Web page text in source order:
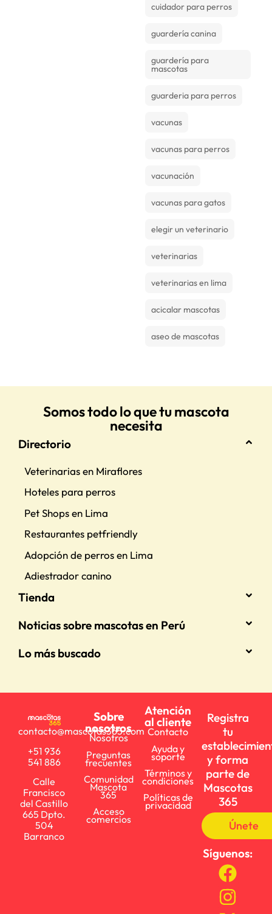
cuidador para perros
guardería canina
guardería para
mascotas
guarderia para perros
vacunas
vacunas para perros
vacunación
vacunas para gatos
elegir un veterinario
veterinarias
veterinarias en lima
acicalar mascotas
aseo de mascotas
Somos todo lo que tu mascota
necesita
Directorio
Veterinarias en Miraflores
Hoteles para perros
Pet Shops en Lima
Restaurantes petfriendly
Adopción de perros en Lima
Adiestrador canino
Tienda
Noticias sobre mascotas en Perú
Lo más buscado
contacto@mascotas365.com
+51 936
541 886
Calle
Francisco
del Castillo
665 Dpto.
504
Barranco
Sobre
nosotros
Nosotros
Preguntas
frecuentes
Comunidad
Mascota
365
Acceso
comercios
Atención
al cliente
Contacto
Ayuda y
soporte
Términos y
condiciones
Políticas de
privacidad
Registra
tu
y forma
parte de
Mascotas
365
Únete
Síguenos: